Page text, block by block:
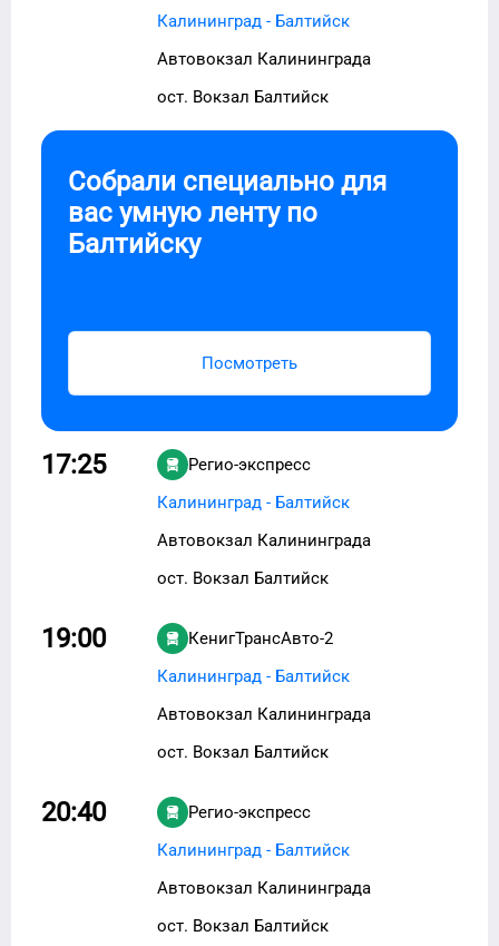
Калининград - Балтийск
Автовокзал Калининграда
ост. Вокзал Балтийск
Собрали специально для
вас умную ленту по
Балтийску
Посмотреть
17:25
Регио-экспресс
Калининград - Балтийск
Автовокзал Калининграда
ост. Вокзал Балтийск
19:00
КенигТрансАвто-2
Калининград - Балтийск
Автовокзал Калининграда
ост. Вокзал Балтийск
20:40
Регио-экспресс
Калининград - Балтийск
Автовокзал Калининграда
ост. Вокзал Балтийск